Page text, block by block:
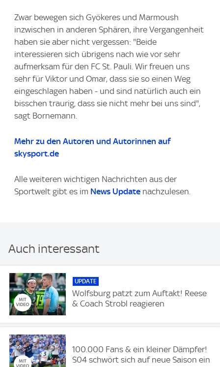
Zwar bewegen sich Gyökeres und Marmoush
inzwischen in anderen Sphären, ihre Vergangenheit
haben sie aber nicht vergessen: "Beide
interessieren sich übrigens nach wie vor sehr
aufmerksam für den FC St. Pauli. Wir freuen uns
sehr für Viktor und Omar, dass sie so einen Weg
eingeschlagen haben - und sind natürlich auch ein
bisschen traurig, dass sie nicht mehr bei uns sind",
sagt Bornemann.
Mehr zu den Autoren und Autorinnen auf
skysport.de
Alle weiteren wichtigen Nachrichten aus der
Sportwelt gibt es im News Update nachzulesen.
Auch interessant
UPDATE
Wolfsburg patzt zum Auftakt! Reese
& Coach Strobl reagieren
100.000 Fans & ein kleiner Dämpfer!
S04 schwört sich auf neue Saison ein